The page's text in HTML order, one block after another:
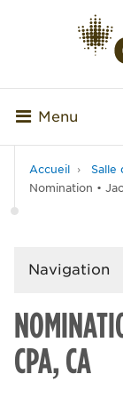
Menu
Accueil Salle
Nomination •
Navigation
CPA, CA